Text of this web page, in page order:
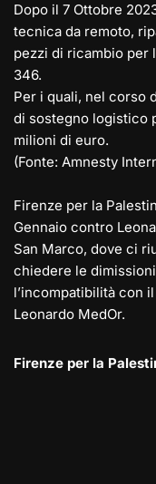
Dopo il 7 Ottobre
tecnica da remoto,
pezzi di ricambio per
346.
Per i quali, nel corso
di sostegno logistico
milioni di euro.
(Fonte: Amnesty
Firenze per la
Gennaio contro
San Marco, dove ci
chiedere le
l’incompatibilità con
Leonardo MedOr.
Firenze per la